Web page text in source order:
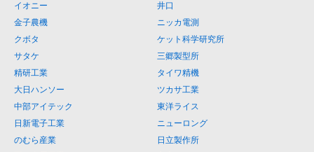
イオニー
井口
金子農機
ニッカ電測
クボタ
ケット科学研究所
サタケ
三郷製型所
精研工業
タイワ精機
大日ハンソー
ツカサ工業
中部アイテック
東洋ライス
日新電子工業
ニューロング
のむら産業
日立製作所